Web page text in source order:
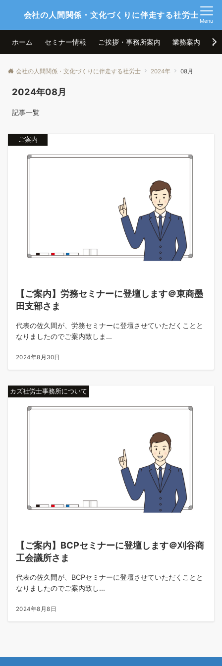
会社の人間関係・文化づくりに伴走する社労士
Menu
ホーム セミナー情報 ご挨拶・事務所案内 業務案内 お
会社の人間関係・文化づくりに伴走する社労士 2024年 08月
2024年08月
記事一覧
ご案内
【ご案内】労務セミナーに登壇します＠東商墨
田支部さま
代表の佐久間が、労務セミナーに登壇させていただくことと
なりましたのでご案内致しま...
2024年8月30日
カズ社労士事務所について
【ご案内】BCPセミナーに登壇します＠刈谷商
工会議所さま
代表の佐久間が、BCPセミナーに登壇させていただくことと
なりましたのでご案内致し...
2024年8月8日